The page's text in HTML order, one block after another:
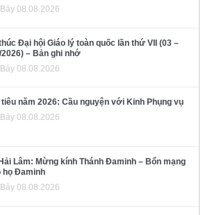
08.08.2026
Đại hội Giáo lý toàn quốc lần thứ VII (03 –
2026) – Bản ghi nhớ
08.08.2026
tiêu năm 2026: Cầu nguyện với Kinh Phụng vụ
08.08.2026
Lâm: Mừng kính Thánh Đaminh – Bổn mạng
họ Đaminh
08.08.2026